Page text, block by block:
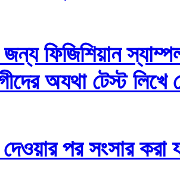
জন্য ফিজিশিয়ান
অযথা টেস্ট লিখে
পর সংসার করা